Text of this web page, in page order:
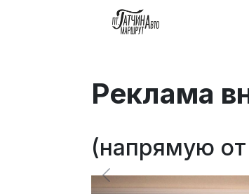
Реклама
(напрямую от